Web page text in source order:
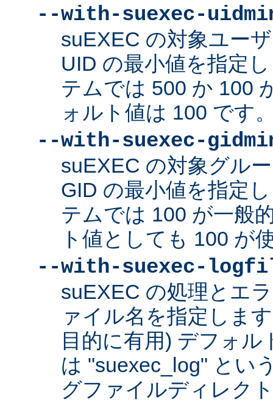
--with-suexec-
suEXEC の対象ユー
UID の最小値を指定
テムでは 500 か 100
ォルト値は 100 です
--with-suexec-
suEXEC の対象グル
GID の最小値を指定
テムでは 100 が一般
ト値としても 100 が
--with-suexec-
suEXEC の処理とエ
ァイル名を指定しま
目的に有用) デフォ
は "suexec_log" とい
グファイルディレク